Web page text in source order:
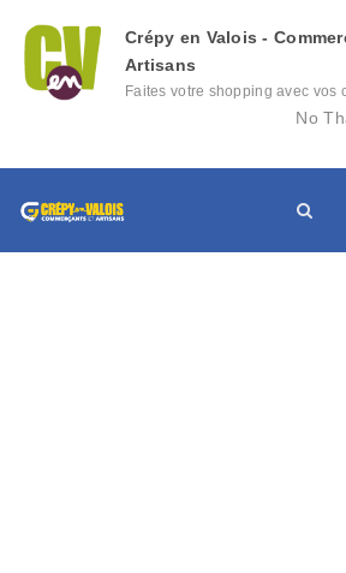
Crépy en Valois -
Artisans
Faites votre shopping avec vos
locaux depuis votre mobile,
messages avec eux, consultez
No